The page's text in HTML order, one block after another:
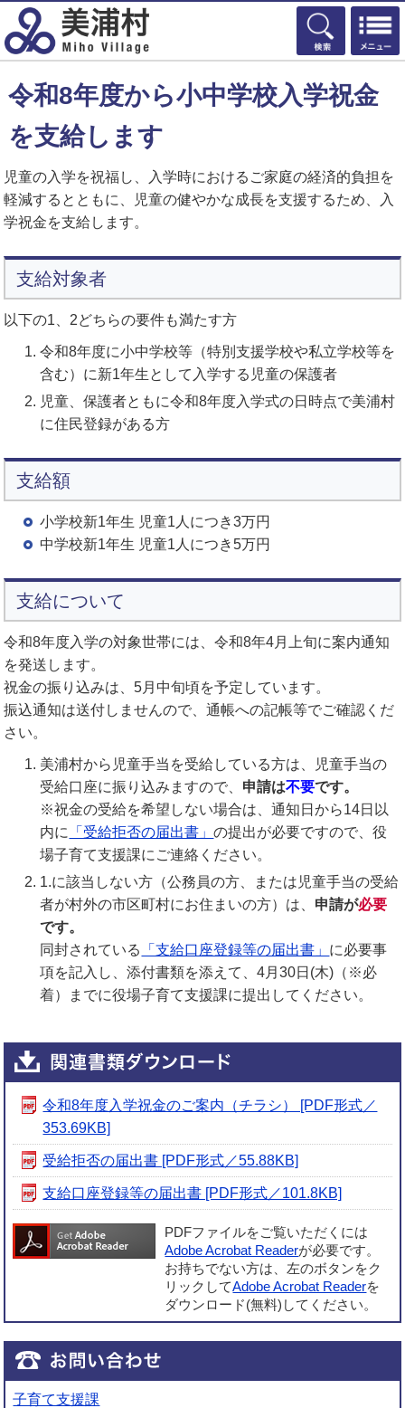
検索
令和8年度から小中学校入学祝金
を支給します
児童の入学を祝福し、入学時におけるご家庭の経済的負担を
軽減するとともに、児童の健やかな成長を支援するため、入
学祝金を支給します。
支給対象者
以下の1、2どちらの要件も満たす方
令和8年度に小中学校等（特別支援学校や私立学校等を
含む）に新1年生として入学する児童の保護者
児童、保護者ともに令和8年度入学式の日時点で美浦村
に住民登録がある方
支給額
小学校新1年生 児童1人につき3万円
中学校新1年生 児童1人につき5万円
支給について
令和8年度入学の対象世帯には、令和8年4月上旬に案内通知
を発送します。
祝金の振り込みは、5月中旬頃を予定しています。
振込通知は送付しませんので、通帳への記帳等でご確認くだ
さい。
美浦村から児童手当を受給している方は、児童手当の
受給口座に振り込みますので、 申請は不要です。
※祝金の受給を希望しない場合は、通知日から14日以
内に
「受給拒否の届出書」の提出が必要ですので、役
場子育て支援課にご連絡ください。
1.に該当しない方（公務員の方、または児童手当の受給
者が村外の市区町村にお住まいの方）は、 申請が必要
です。
同封されている
「支給口座登録等の届出書」 に必要事
項を記入し、添付書類を添えて、4月30日(木)（※必
着）までに役場子育て支援課に提出してください。
令和8年度入学祝金のご案内（チラシ） [PDF形式／
353.69KB]
受給拒否の届出書 [PDF形式／55.88KB]
支給口座登録等の届出書 [PDF形式／101.8KB]
PDFファイルをご覧いただくには
Adobe Acrobat Readerが必要です。
お持ちでない方は、左のボタンをク
リックしてAdobe Acrobat Readerを
ダウンロード(無料)してください。
子育て支援課